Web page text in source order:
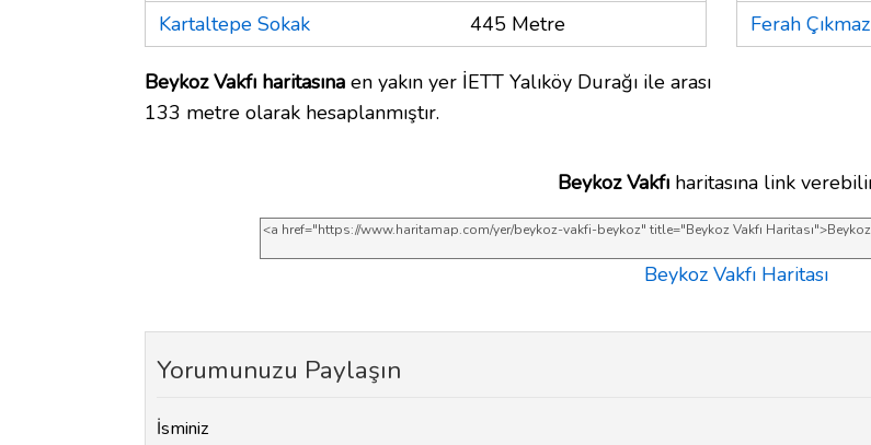
Kartaltepe Sokak
445 Metre
Beykoz Vakfı haritasına en yakın yer İETT Yalıköy Durağı ile arası
133 metre olarak hesaplanmıştır.
Ferah
Beykoz Vakfıharitasına link
Beykoz Vakfı Haritası
Yorumunuzu Paylaşın
İsminiz